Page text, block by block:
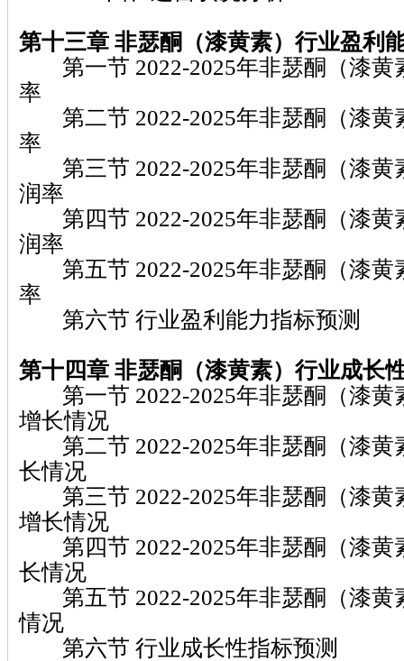
第十三章 非瑟酮（漆黄素）行业盈利
第一节 2022-2025年非瑟酮（漆黄
率
第二节 2022-2025年非瑟酮（漆黄
率
第三节 2022-2025年非瑟酮（漆黄
润率
第四节 2022-2025年非瑟酮（漆黄
润率
第五节 2022-2025年非瑟酮（漆黄
率
第六节 行业盈利能力指标预测
第十四章 非瑟酮（漆黄素）行业成长
第一节 2022-2025年非瑟酮（漆黄
增长情况
第二节 2022-2025年非瑟酮（漆黄
长情况
第三节 2022-2025年非瑟酮（漆黄
增长情况
第四节 2022-2025年非瑟酮（漆黄
长情况
第五节 2022-2025年非瑟酮（漆黄
情况
第六节 行业成长性指标预测